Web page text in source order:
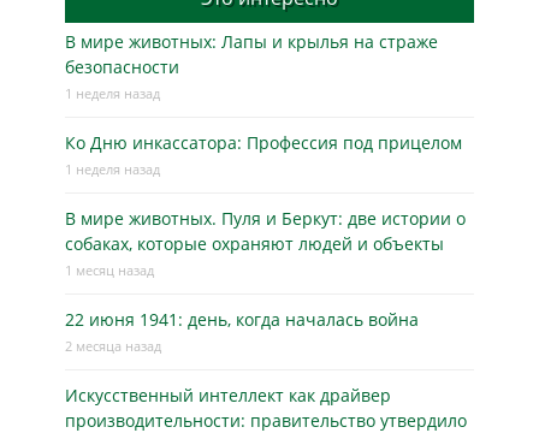
В мире животных: Лапы и крылья на страже
безопасности
1 неделя назад
Ко Дню инкассатора: Профессия под прицелом
1 неделя назад
В мире животных. Пуля и Беркут: две истории о
собаках, которые охраняют людей и объекты
1 месяц назад
22 июня 1941: день, когда началась война
2 месяца назад
Искусственный интеллект как драйвер
производительности: правительство утвердило